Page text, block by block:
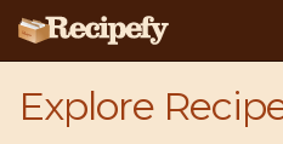
Explore